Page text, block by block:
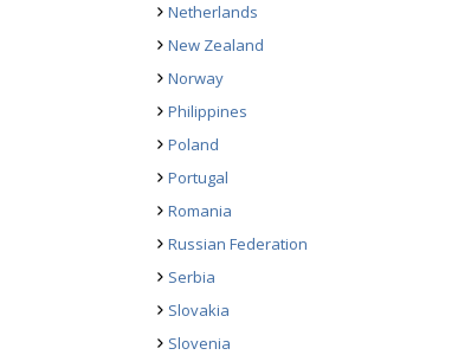
Netherlands
New Zealand
Norway
Philippines
Poland
Portugal
Romania
Russian Federation
Serbia
Slovakia
Slovenia